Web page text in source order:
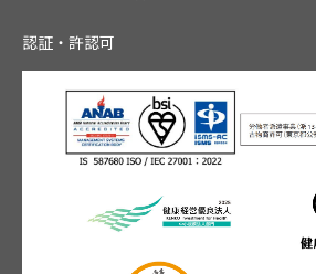
認証・許認可